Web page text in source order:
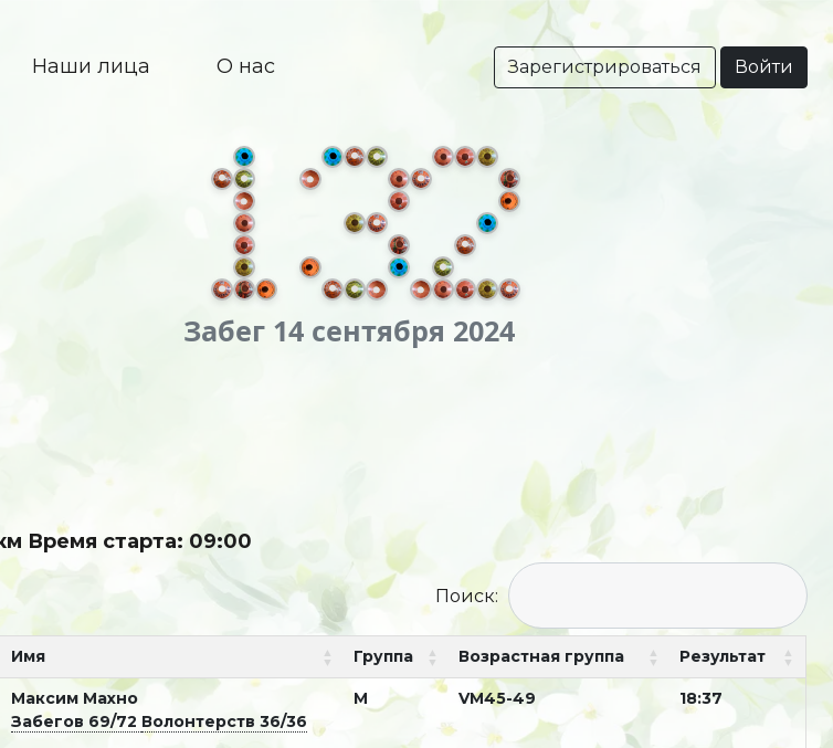
Наши лица О нас Зарегистрироваться Войти
Забег 14 сентября 2024
Время старта: 09:00
Поиск:
Имя Группа Возрастная группа Результат
Максим Махно
Забегов 69/72 Волонтерств 36/36
М VM45-49 18:37